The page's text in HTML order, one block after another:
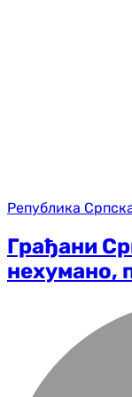
Република
Грађани
нехумано,